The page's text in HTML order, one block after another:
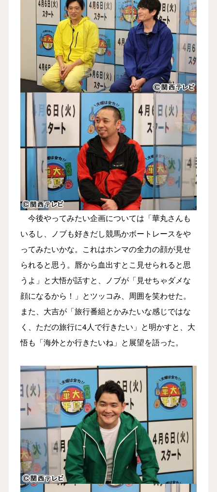
今後やってみたい企画については「華丸さんも
いるし、ノブも好きだし競馬かボートレースをや
ってみたいかな。これはホンマの全力の顔が見せ
られると思う。唇から血出すとこ見せられると思
うよ」と大悟が話すと、ノブが「見せちゃダメな
顔になるから！」とツッコみ、周囲を笑わせた。
また、大吉が「旅行番組とかみたいな感じではな
く、ただの旅行に4人で行きたい」と明かすと、大
悟も「海外とか行きたいね」と展望を語った。